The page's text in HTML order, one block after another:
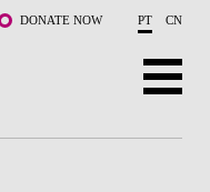
DONATE NOW PT CN